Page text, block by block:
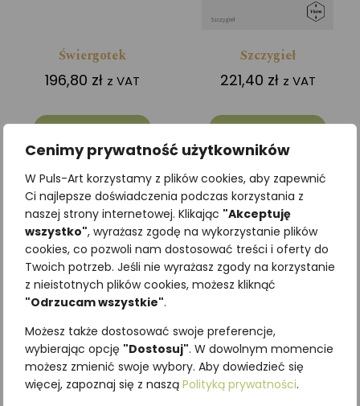
Cenimy prywatność użytkowników
W Puls-Art korzystamy z plików cookies, aby zapewnić
Ci najlepsze doświadczenia podczas korzystania z
naszej strony internetowej. Klikając "Akceptuję
wszystko", wyrażasz zgodę na wykorzystanie plików
cookies, co pozwoli nam dostosować treści i oferty do
Twoich potrzeb. Jeśli nie wyrażasz zgody na korzystanie
z nieistotnych plików cookies, możesz kliknąć
"Odrzucam wszystkie".
Możesz także dostosować swoje preferencje,
wybierając opcję "Dostosuj". W dowolnym momencie
możesz zmienić swoje wybory. Aby dowiedzieć się
więcej, zapoznaj się z naszą Polityką prywatności.
Świergotek
196,80 zł z VAT
Szczygieł
221,40 zł z VAT
Wilga
246,00zł z VAT
Wróbel
196,30zł z VAT